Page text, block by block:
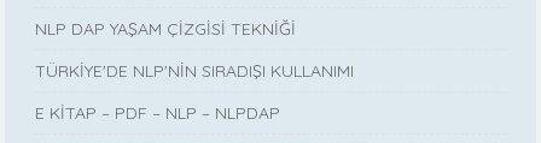
NLP DAP YAŞAM ÇİZGİSİ TEKNİĞİ
TÜRKİYE'DE NLP'NİN SIRADIŞI KULLANIMI
E KİTAP – PDF – NLP – NLPDAP